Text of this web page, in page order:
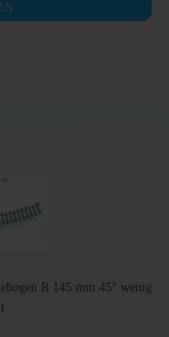
R 145 mm 45° wenig